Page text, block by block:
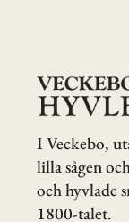
I Veckebo,
lilla sågen
och hyvlade
1800-talet.